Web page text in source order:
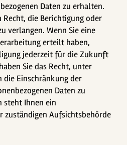
Daten zu erhalten.
Recht, die Berichtigung oder
verlangen. Wenn Sie eine
erteilt haben,
jederzeit für die Zukunft
Sie das Recht, unter
Einschränkung der
Daten zu
steht Ihnen ein
zuständigen Aufsichtsbehörde